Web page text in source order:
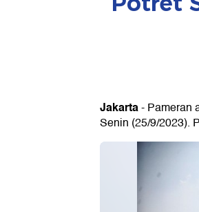
Jakarta- Pameran
Senin (25/9/2023).